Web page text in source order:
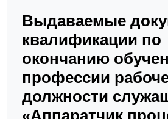
Выдаваемые
квалификации по
окончанию
профессии
должности
«Аппаратчик